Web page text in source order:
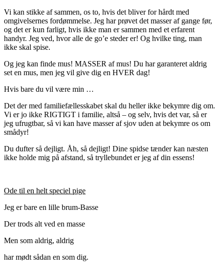
Vi kan stikke af sammen, os to, hvis det bliver for hårdt med
omgivelsernes fordømmelse. Jeg har prøvet det masser af gange før,
og det er kun farligt, hvis ikke man er sammen med et erfarent
handyr. Jeg ved, hvor alle de go’e steder er! Og hvilke ting, man
ikke skal spise.
Og jeg kan finde mus! MASSER af mus! Du har garanteret aldrig
set en mus, men jeg vil give dig en HVER dag!
Hvis bare du vil være min …
Det der med familiefællesskabet skal du heller ikke bekymre dig om.
Vi er jo ikke RIGTIGT i familie, altså – og selv, hvis det var, så er
jeg ufrugtbar, så vi kan have masser af sjov uden at bekymre os om
smådyr!
Du dufter så dejligt. Åh, så dejligt! Dine spidse tænder kan næsten
ikke holde mig på afstand, så tryllebundet er jeg af din essens!
Ode til en helt speciel pige
Jeg er bare en lille brum-Basse
Der trods alt ved en masse
Men som aldrig, aldrig
har mødt sådan en som dig.